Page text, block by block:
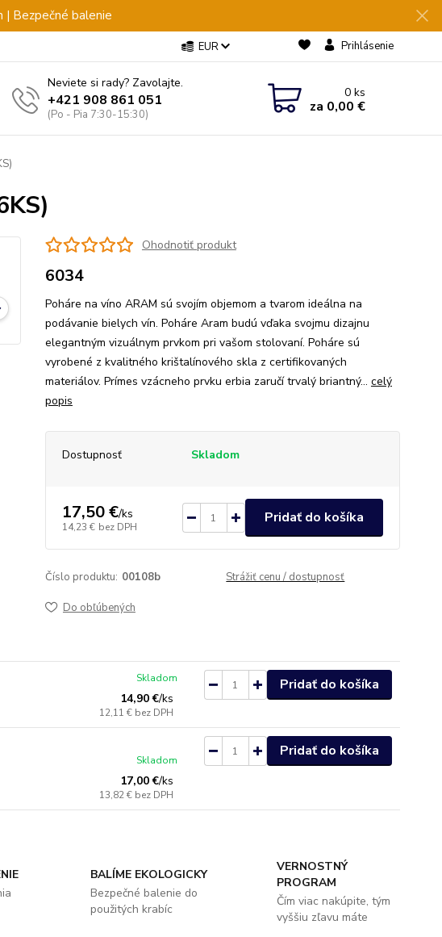
| Bezpečné balenie
EUR Prihlásenie
Neviete si rady? Zavolajte.
+421 908 861 051
(Po - Pia 7:30-15:30)
0ks
za 0,00 €
Ohodnotiť produkt
6034
Poháre na víno ARAM sú svojím objemom a tvarom ideálna na
podávanie bielych vín. Poháre Aram budú vďaka svojmu dizajnu
elegantným vizuálnym prvkom pri vašom stolovaní. Poháre sú
vyrobené z kvalitného krištalínového skla z certifikovaných
materiálov. Prímes vzácneho prvku erbia zaručí trvalý briantný... celý
popis
Dostupnosť Skladom
17,50 €/ks
14,23 € bez DPH
Pridať do košíka
Číslo produktu: 00108b Strážiť cenu / dostupnosť
Do obľúbených
14,90 €/ks
12,11 € bez DPH
Skladom Pridať do košíka
17,00 €/ks
13,82 € bez DPH
Skladom
Pridať do košíka
BALÍME EKOLOGICKY
Bezpečné balenie do
použitých krabíc
VERNOSTNÝ
PROGRAM
Čím viac nakúpite, tým
vyššiu zľavu máte